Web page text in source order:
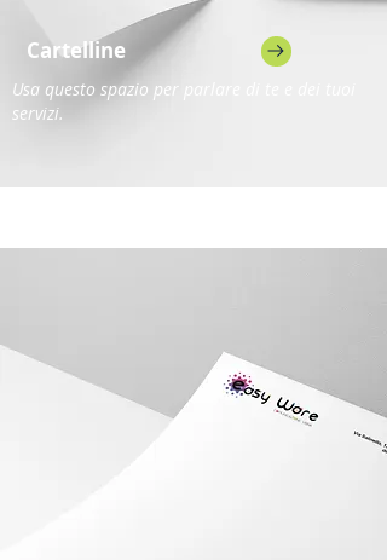
Cartelline
Usa questo spazio per parlare di te e dei tuoi
servizi.